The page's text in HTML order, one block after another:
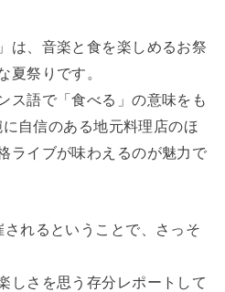
は、音楽と食を楽しめるお祭
夏祭りです。
ス語で「食べる」の意味をも
自信のある地元料理店のほ
ライブが味わえるのが魅力で
れるということで、さっそ
しさを思う存分レポートして